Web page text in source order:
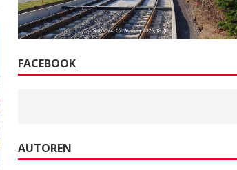
FACEBOOK
AUTOREN